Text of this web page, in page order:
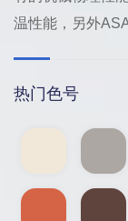
温性能，另外
热门色号